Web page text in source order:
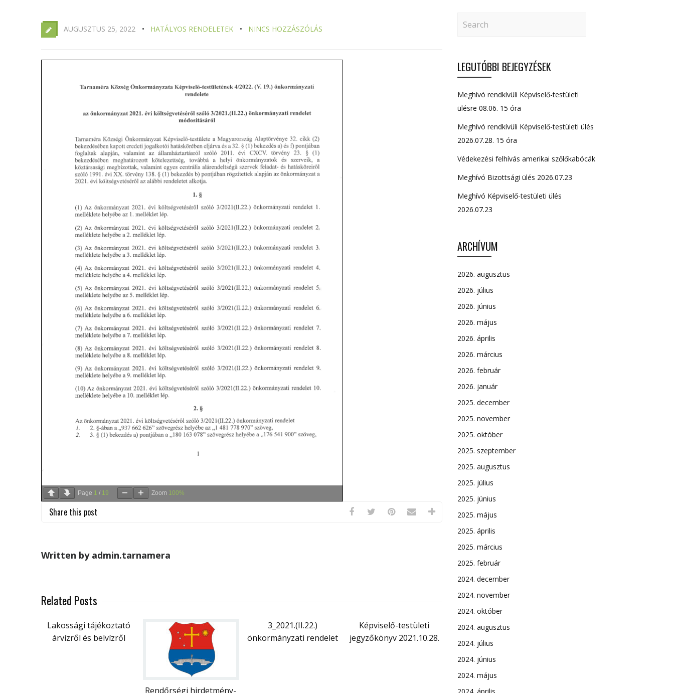
AUGUSZTUS 25, 2022 HATÁLYOS RENDELETEK NINCS HOZZÁSZÓLÁS
Page 1 / 19 Zoom 100%
Share this post
Written by admin.tarnamera
Related Posts
Lakossági tájékoztató
árvízről és belvízről
Rendőrségi hirdetmény-
3_2021.(II.22.)
önkormányzati rendelet
Képviselő-testületi
jegyzőkönyv 2021.10.28.
LEGUTÓBBI BEJEGYZÉSEK
Meghívó rendkívüli Képviselő-testületi
ülésre 08.06. 15 óra
Meghívó rendkívüli Képviselő-testületi ülés
2026.07.28. 15 óra
Védekezési felhívás amerikai szőlőkabócák
Meghívó Bizottsági ülés 2026.07.23
Meghívó Képviselő-testületi ülés
2026.07.23
ARCHÍVUM
2026. augusztus
2026. július
2026. június
2026. május
2026. április
2026. március
2026. február
2026. január
2025. december
2025. november
2025. október
2025. szeptember
2025. augusztus
2025. július
2025. június
2025. május
2025. április
2025. március
2025. február
2024. december
2024. november
2024. október
2024. augusztus
2024. július
2024. június
2024. május